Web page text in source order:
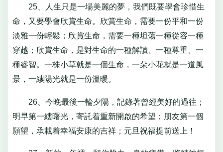
25、人生只是一場美麗的夢，我們既要學會珍惜生
命，又要學會欣賞生命。欣賞生命，需要一份平和一份
淡雅一份輕鬆；欣賞生命，需要一種坦蕩一種從容一種
穿越；欣賞生命，是對生命的一種解讀、一種尊重、一
種睿智。一株小草就是一個生命，一朵小花就是一道風
景，一縷陽光就是一份溫暖。
26、今晚最後一輪夕陽，記錄著曾經美好的過往；
明早第一縷曙光，寄託着重新開啟的希望；朋友第一個
願望，承載着幸福安康的吉祥；元旦祝福提前送上！